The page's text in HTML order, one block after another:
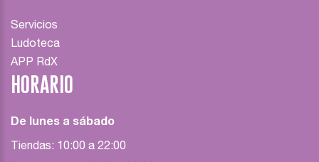
Servicios
Ludoteca
APP RdX
HORARIO
De lunes a sábado
Tiendas: 10:00 a 22:00